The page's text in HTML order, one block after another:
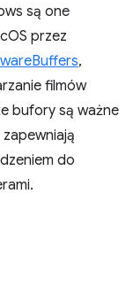
są one
przez
,
filmów
bufory są ważne
do